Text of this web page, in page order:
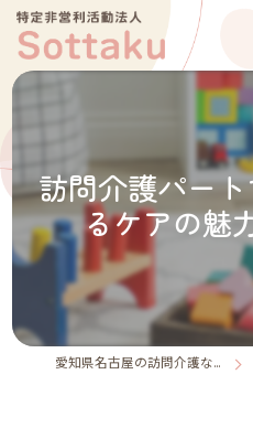
訪問介護パー
るケアの魅
愛知県名古屋の訪問介護なら特定非営利活動法人Sottaku